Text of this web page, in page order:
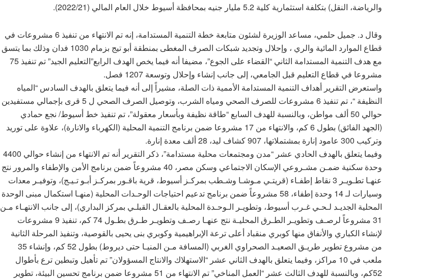
والرياضة، النقل) بتكلفة استثمارية كلية 5.2 مليار جنيه بمحافظة أسيوط خلال العام المالي (2022/21).
وقال د. جميل حلمي، مساعد الوزيرة لشئون متابعة خطة التنمية المستدامة، إنه تم الانتهاء من تنفيذ 6 مشروعات في
قطاع الموارد المائية والري ، وإحلال وتجديد شبكات الصرف المغطى بمنطقة أبو تيج بزمام 1030 فدان وذلك بما يتسق
مع هدف التنمية المستدامة الثاني “القضاء على الجوع”، مضيفا أنه فيما يخص الهدف الرابع”التعليم الجيد” تم تنفيذ 75
مشروعا في قطاع التعليم قبل الجامعي، إلى جانب إنشاء وإحلال وتوسعة 1207 فصل.
واستعرض التقرير أهداف التنمية المستدامة الأممية ذات الصلة، مشيراً إلى أنه فيما يتعلق بالهدف السادس “المياه
النظيفة “، تم تنفيذ 6 مشروعات للصرف الصحي ومياه الشرب، وتوصيل الصرف الصحي ل 5 قرى بإجمالي مستفيدين
حوالي 50 ألف مواطن، وبالنسبة للهدف السابع “طاقة نظيفة وبأسعار معقولة”، تم تنفيذ خط أسيوط/ نجع حمادي
(الجهد الفائق) بطول 6 كم، والانتهاء من 17 مشروعا ضمن برنامج التنمية المحلية (الكهرباء والانارة)، علاوة على توريد
وتركيب 300 عامود إنارة بمشتملاتها، 907 كشاف ليد، 28 ألف معدة إنارة.
وفيما يتعلق بالهدف الحادي عشر “مدن ومجتمعات محلية مستدامة”، ذكر التقرير أنه تم الانتهاء من إنشاء حوالي 4400
وحدة سكنية ضمـن مشـروعي الإسكان الاجتماعي وسكن مصر، 40 مشروعاً ضمن برنامج الأمن والإطفاء والمرور نتج
عنهـا تطـويـر 3 نقاط إطفـاء (قريتـي مـوشـا وشـطب بمركـز أسيوط، قرية باقـور بمركـز أبـو تـيـج)، وتوفيـر معدات
وسيارات لـ 14 وحدة إطفاء، 58 مشروعاً ضمن برنامج تدعيم احتياجات الوحـدات المحلية (منهـا استكمال مبنى الوحدة
المحلية الجديـد لـحـي غـرب أسيوط، وتطويـر الـوحـدة المحلية بالعقـال القبلـي بمركز البداري)، إلى جانب الانتهـاء مـن
31 مشروعاً لرصـف وتطويـر الطـرق المحليـة نتج عنهـا رصـف وتطويـر طـرق بطـول 74 كم، تنفيذ 9 مشروعات
لإنشاء الكباري والأنفاق منها كوبري منقباد أعلى ترعة الإبراهيمية وكوبري بنى يحيى بالقوصية، وتنفيذ المرحلة الثانية
من مشروع تطوير طريـق الصعيـد الصحراوي الغربي (المسافة مـن المنيـا حتى ديروط) بطول 52 كم، وإنشاء 35
ملعب في 10 مراكز، وفيما يتعلق بالهدف الثاني عشر “الاستهلاك والانتاج المسؤولان” تم تأهيل وتبطين ترع بأطوال
52كم، وبالنسبة للهدف الثالث عشر “العمل المناخي” تم الانتهاء من 51 مشروعا ضمن برنامج تحسين البيئة، تطوير